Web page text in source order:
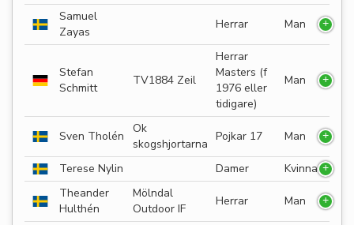
Samuel
Zayas
Herrar Man
Stefan
Schmitt
TV1884 Zeil
Herrar
Masters (f
1976 eller
tidigare)
Man
Sven Tholén
Ok
skogshjortarna
Pojkar 17 Man
Terese Nylin Damer
Kvinna
Theander
Hulthén
Mölndal
Outdoor IF
Herrar Man